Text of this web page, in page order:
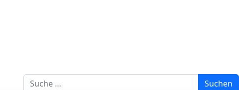
Suchen Suchen